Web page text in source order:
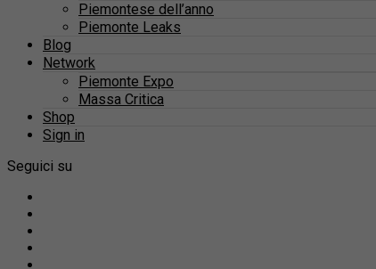
Piemontese dell’anno
Piemonte Leaks
Blog
Network
Piemonte Expo
Massa Critica
Shop
Sign in
Seguici su